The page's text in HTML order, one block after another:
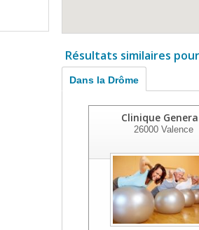
Résultats similaires
Dans la Drôme
Clinique
26000 Valence